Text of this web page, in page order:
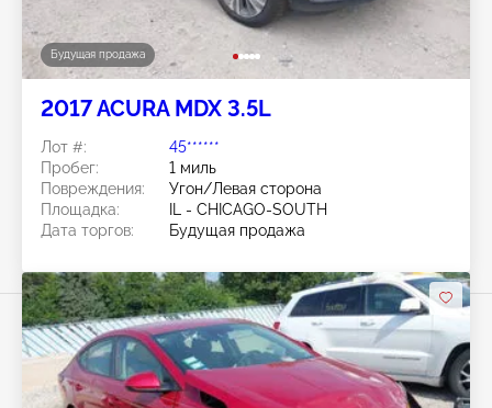
Будущая продажа
2017 ACURA MDX 3.5L
Лот #:
45******
Пробег:
1 миль
Повреждения:
Угон/Левая сторона
Площадка:
IL - CHICAGO-SOUTH
Дата торгов:
Будущая продажа